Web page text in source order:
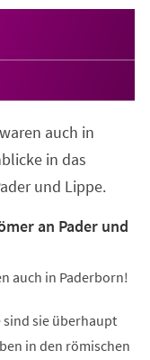
auch in
in das
und Lippe.
an Pader und
auch in Paderborn!
sind sie überhaupt
in den römischen